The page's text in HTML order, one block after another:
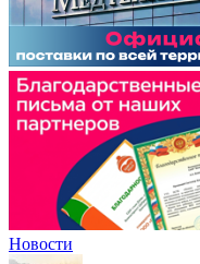
Новости